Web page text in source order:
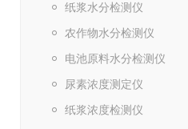
纸浆水分检测仪
农作物水分检测仪
电池原料水分检测仪
尿素浓度测定仪
纸浆浓度检测仪